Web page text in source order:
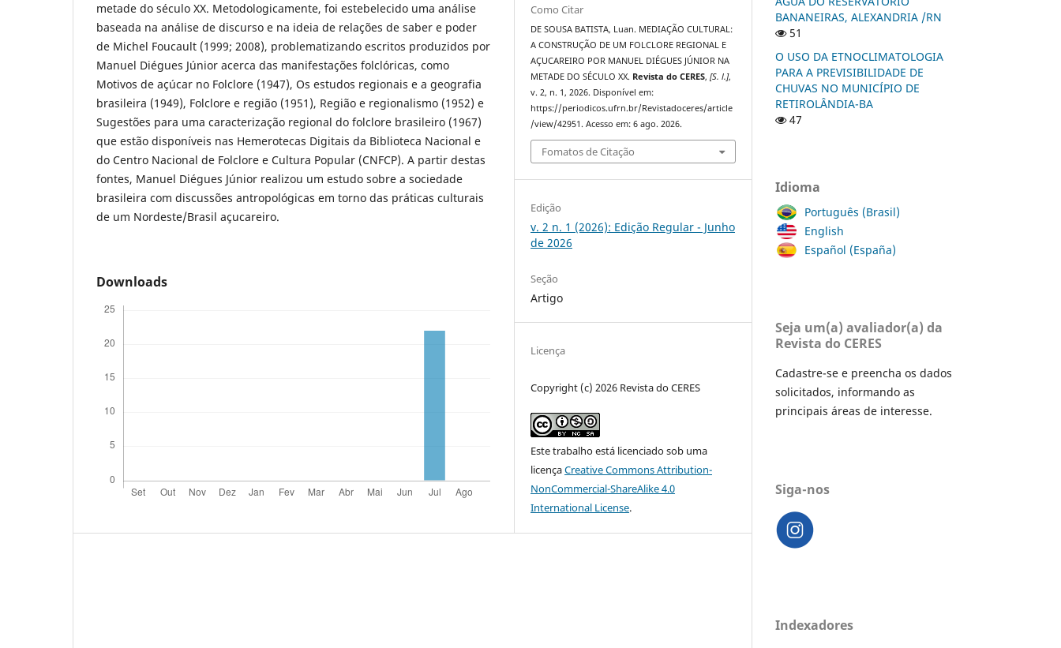
metade do século XX. Metodologicamente, foi estebelecido uma análise
baseada na análise de discurso e na ideia de relações de saber e poder
de Michel Foucault (1999; 2008), problematizando escritos produzidos por
Manuel Diégues Júnior acerca das manifestações folclóricas, como
Motivos de açúcar no Folclore (1947), Os estudos regionais e a geografia
brasileira (1949), Folclore e região (1951), Região e regionalismo (1952) e
Sugestões para uma caracterização regional do folclore brasileiro (1967)
que estão disponíveis nas Hemerotecas Digitais da Biblioteca Nacional e
do Centro Nacional de Folclore e Cultura Popular (CNFCP). A partir destas
fontes, Manuel Diégues Júnior realizou um estudo sobre a sociedade
brasileira com discussões antropológicas em torno das práticas culturais
de um Nordeste/Brasil açucareiro.
Downloads
Como Citar
DE SOUSA BATISTA, Luan. MEDIAÇÃO CULTURAL:
A CONSTRUÇÃO DE UM FOLCLORE REGIONAL E
AÇUCAREIRO POR MANUEL DIÉGUES JÚNIOR NA
METADE DO SÉCULO XX. Revista do CERES,[S. l.],
v. 2, n. 1, 2026. Disponível em:
https://periodicos.ufrn.br/Revistadoceres/article
/view/42951. Acesso em: 6 ago. 2026.
Fomatos de Citação
Edição
v. 2 n. 1 (2026): Edição Regular - Junho
de 2026
Seção
Artigo
Licença
Copyright (c) 2026 Revista do CERES
Este trabalho está licenciado sob uma
licençaCreative Commons Attribution-
NonCommercial-ShareAlike 4.0
International License.
BANANEIRAS, ALEXANDRIA /RN
51
O USO DA ETNOCLIMATOLOGIA
PARA A PREVISIBILIDADE DE
CHUVAS NO MUNICÍPIO DE
RETIROLÂNDIA-BA
47
Idioma
Português (Brasil)
English
Español (España)
Seja um(a) avaliador(a) da
Revista do CERES
Cadastre-se e preencha os dados
solicitados, informando as
principais áreas de interesse.
Siga-nos
Indexadores